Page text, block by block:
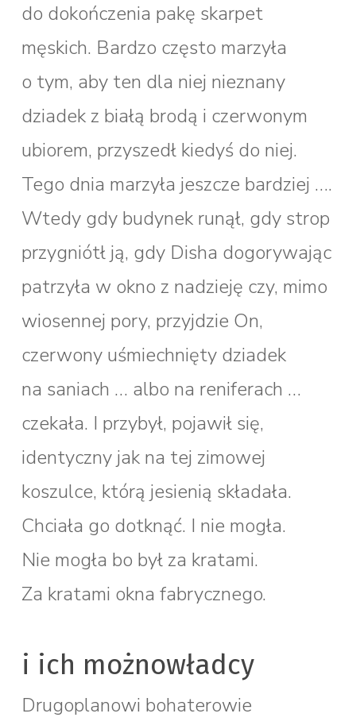
do dokończenia pakę skarpet
męskich. Bardzo często marzyła
o tym, aby ten dla niej nieznany
dziadek z białą brodą i czerwonym
ubiorem, przyszedł kiedyś do niej.
Tego dnia marzyła jeszcze bardziej ….
Wtedy gdy budynek runął, gdy strop
przygniótł ją, gdy Disha dogorywając
patrzyła w okno z nadzieję czy, mimo
wiosennej pory, przyjdzie On,
czerwony uśmiechnięty dziadek
na saniach … albo na reniferach …
czekała. I przybył, pojawił się,
identyczny jak na tej zimowej
koszulce, którą jesienią składała.
Chciała go dotknąć. I nie mogła.
Nie mogła bo był za kratami.
Za kratami okna fabrycznego.
i ich możnowładcy
Drugoplanowi bohaterowie